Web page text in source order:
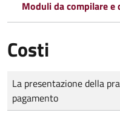
Moduli da compilare e
Costi
Tipo di pagamento
Importo
La presentazione della
pagamento